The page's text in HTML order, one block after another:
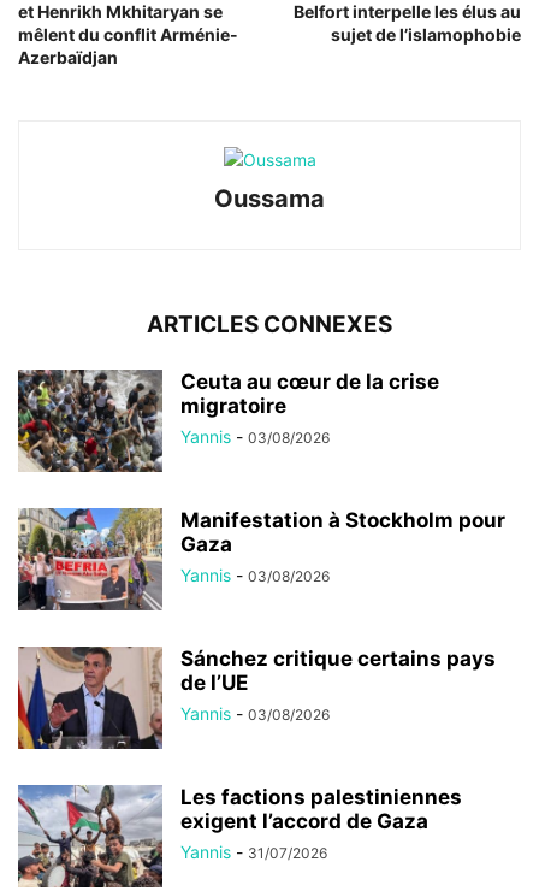
et Henrikh Mkhitaryan se
mêlent du conflit Arménie-
Azerbaïdjan
Belfort interpelle les élus au
sujet de l’islamophobie
Oussama
ARTICLES CONNEXES
Ceuta au cœur de la crise
migratoire
Yannis - 03/08/2026
Manifestation à Stockholm pour
Gaza
Yannis - 03/08/2026
Sánchez critique certains pays
de l’UE
Yannis - 03/08/2026
Les factions palestiniennes
exigent l’accord de Gaza
Yannis - 31/07/2026